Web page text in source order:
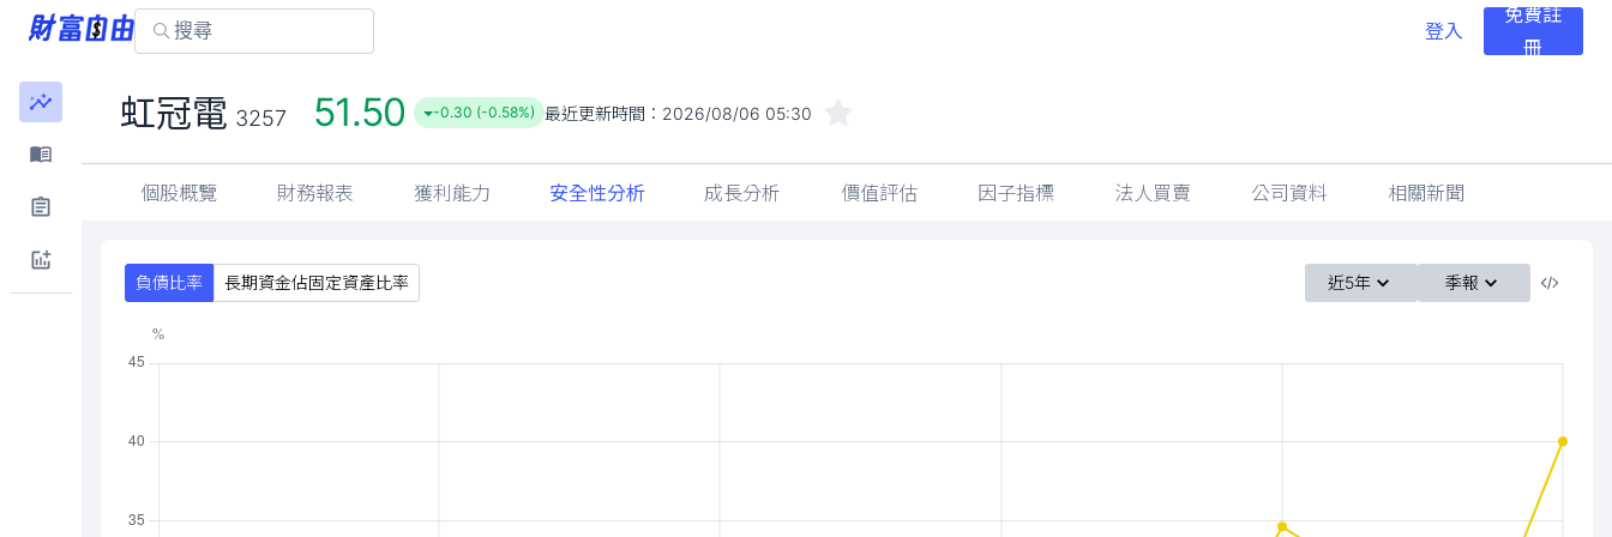
登入
免費註
冊
虹冠電 3257 51.50 -0.30 (-0.58%) 最近更新時間： 2026/08/06 05:30
個股概覽 財務報表 獲利能力 安全性分析 成長分析 價值評估 因子指標 法人買賣 公司資料 相關新聞
負債比率 長期資金佔固定資產比率 近5年 季報